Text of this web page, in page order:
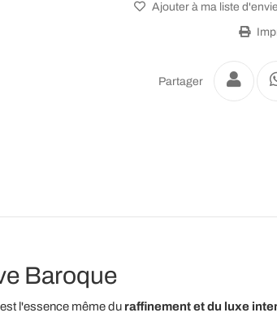
Ajouter à ma liste
Partager
Baroque
l'essence même du raffinement et du luxe